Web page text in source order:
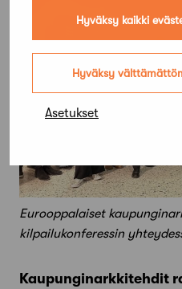
Hyväksy kaikki
Hyväksy
Asetukset
Eurooppalaiset
kilpailukonferessin
Kaupunginarkkitehdit